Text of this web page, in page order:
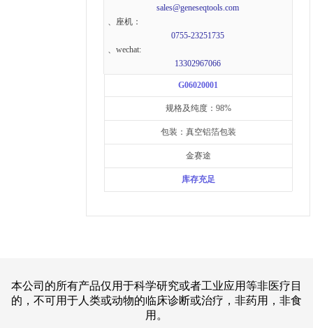
sales@geneseqtools.com
、座机：
0755-23251735
、wechat:
13302967066
G06020001
规格及纯度：98%
包装：真空铝箔包装
金赛途
库存充足
本公司的所有产品仅用于科学研究或者工业应用等非医疗目
的，不可用于人类或动物的临床诊断或治疗，非药用，非食
用。